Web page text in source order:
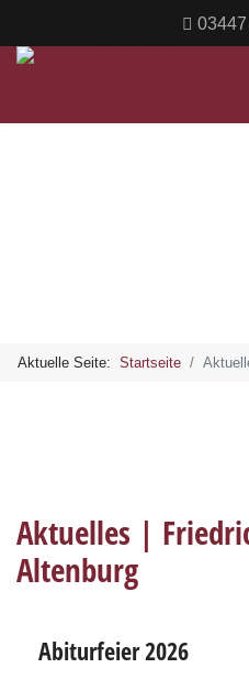
Aktuelle Seite: Startseite
Aktuelles |
Altenburg
Abiturfeier 2026